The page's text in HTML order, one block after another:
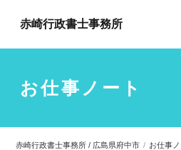
赤崎行政書士事務所
お仕事ノート
赤崎行政書士事務所 / 広島県府中市
お仕事ノ